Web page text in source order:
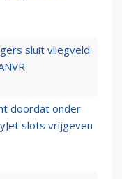
sluit vliegveld
doordat onder
slots vrijgeven